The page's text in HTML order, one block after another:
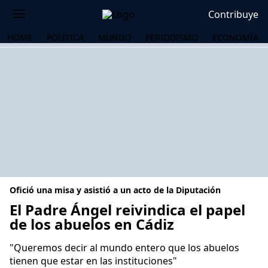
Contribuye
HOME POLÍTICA MUNDO PERIODISMO ECONOMÍA
Ofició una misa y asistió a un acto de la Diputación
El Padre Ángel reivindica el papel
de los abuelos en Cádiz
"Queremos decir al mundo entero que los abuelos
tienen que estar en las instituciones"